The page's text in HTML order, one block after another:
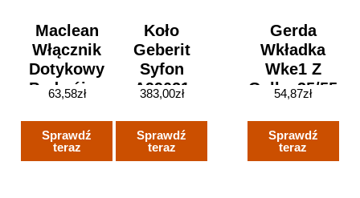
Maclean
Włącznik
Dotykowy
Podwójny
App
Szklany
Czarny
63,58zł
Sprawdź
teraz
Gerda
Wkładka
Wke1 Z
Gałką 35/55
54,87zł
Sprawdź
teraz
Koło
Geberit
Syfon
A99021
383,00zł
Sprawdź
teraz